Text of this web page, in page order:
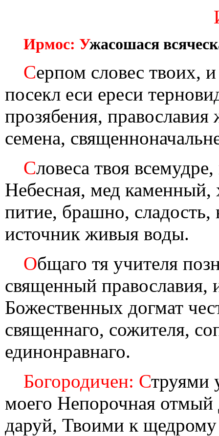
Ирмос: Ужасошася
Серпом словес твоих,
посекл еси ереси
прозябения, православия
семена,
Словеса твоя
Небесная, мед
питие, брашно,
источник живыя воды.
Общаго тя учителя
священный
Божественных догмат
священнаго, сожителя,
единонравнаго.
Богородичен: Струями
моего Непорочная
даруй, Твоими к